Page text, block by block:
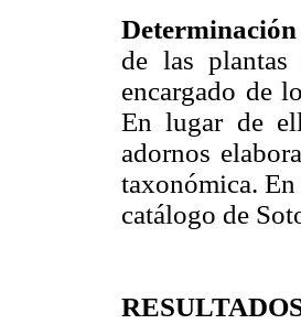
de las
encargado de
En lugar de
adornos
taxonómica.
catálogo de